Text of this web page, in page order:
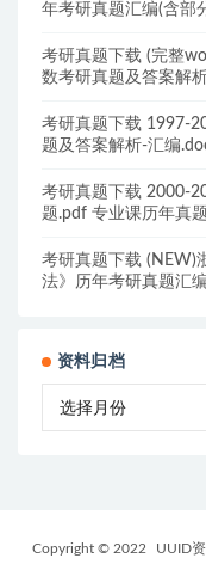
年考研真题汇编(含部
考研真题下载 (完整
数考研真题及答案解
考研真题下载 1997-
题及答案解析-汇编
考研真题下载 2000-
题.pdf 专业课历年真
考研真题下载 (NEW)
法》历年考研真题汇
资料归档
Copyright © 2022 UUID